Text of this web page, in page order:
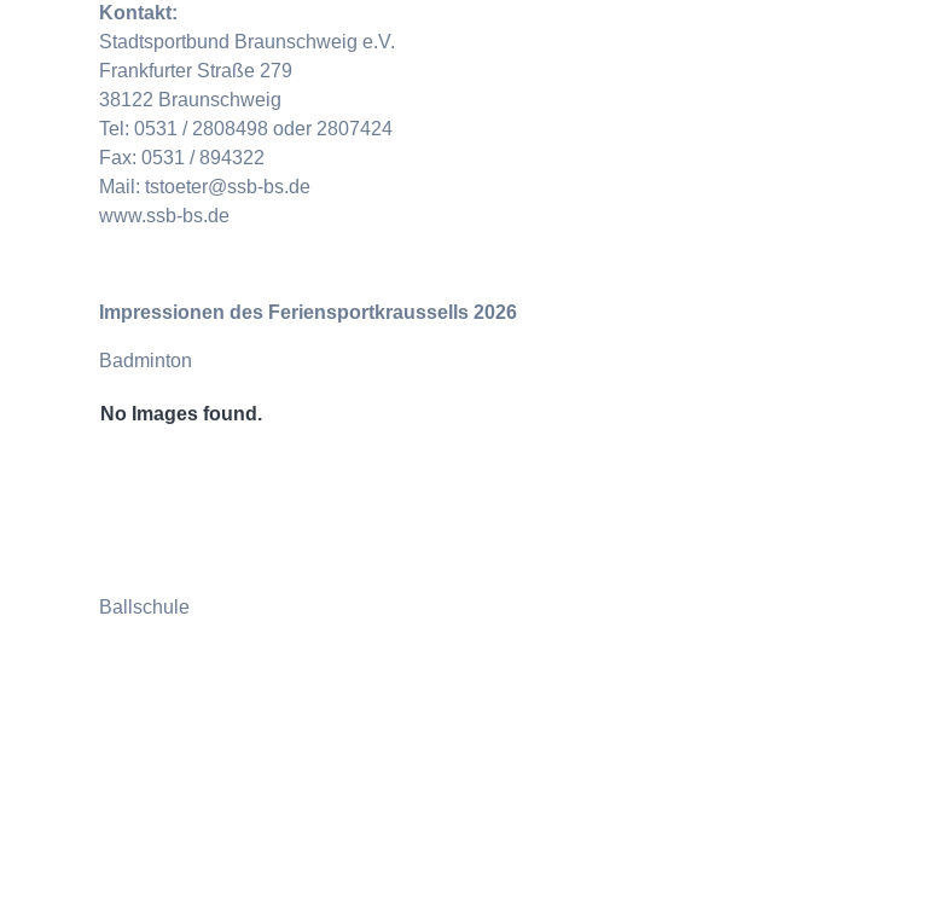
Kontakt:
Stadtsportbund Braunschweig e.V.
Frankfurter Straße 279
38122 Braunschweig
Tel: 0531 / 2808498 oder 2807424
Fax: 0531 / 894322
Mail: tstoeter@ssb-bs.de
www.ssb-bs.de
Impressionen des Feriensportkraussells 2026
Badminton
No Images found.
Ballschule